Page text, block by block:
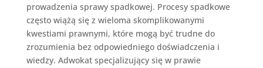
prowadzenia sprawy spadkowej. Procesy spadkowe
często wiążą się z wieloma skomplikowanymi
kwestiami prawnymi, które mogą być trudne do
zrozumienia bez odpowiedniego doświadczenia i
wiedzy. Adwokat specjalizujący się w prawie